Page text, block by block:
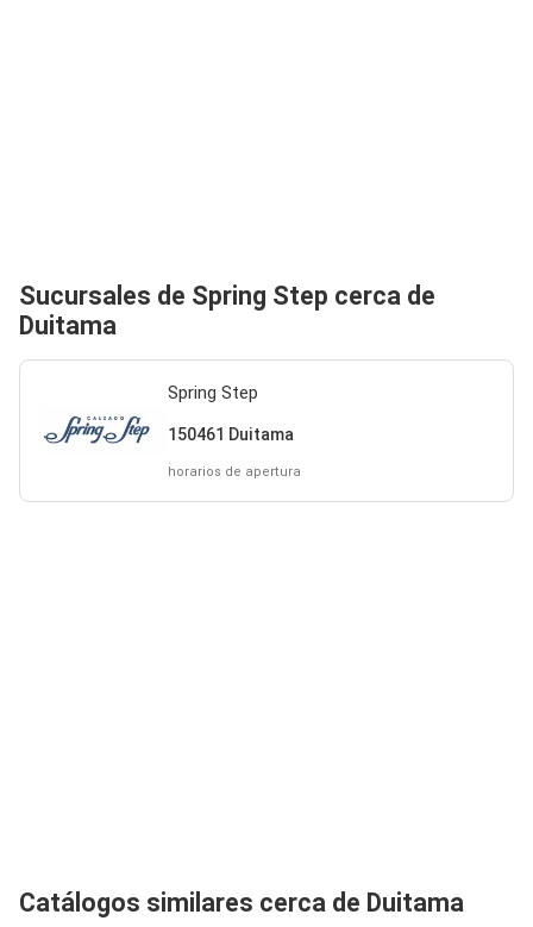
Sucursales de Spring Step cerca de
Duitama
Spring Step
150461 Duitama
horarios de apertura
Catálogos similares cerca de Duitama